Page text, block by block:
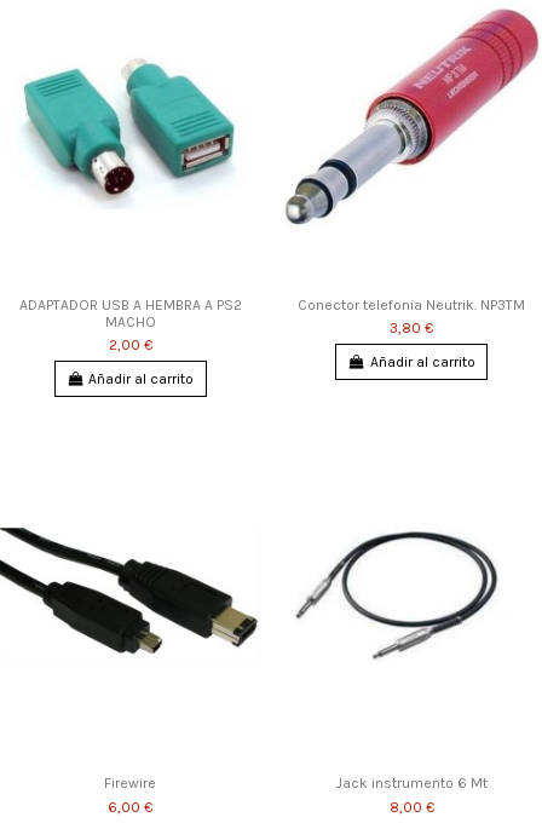
ADAPTADOR USB A HEMBRA A PS2
MACHO
2,00 €
Añadir al carrito
Conector telefonia Neutrik. NP3TM
3,80 €
Añadir al carrito
Firewire
6,00 €
Jack instrumento 6 Mt
8,00 €